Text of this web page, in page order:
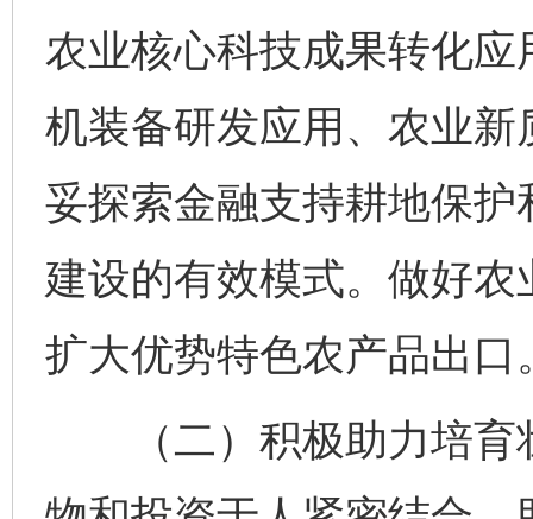
农业核心科技成果转化
机装备研发应用、农业
妥探索金融支持耕地保
建设的有效模式。做好农
扩大优势特色农产品出口
（二）积极助力培育